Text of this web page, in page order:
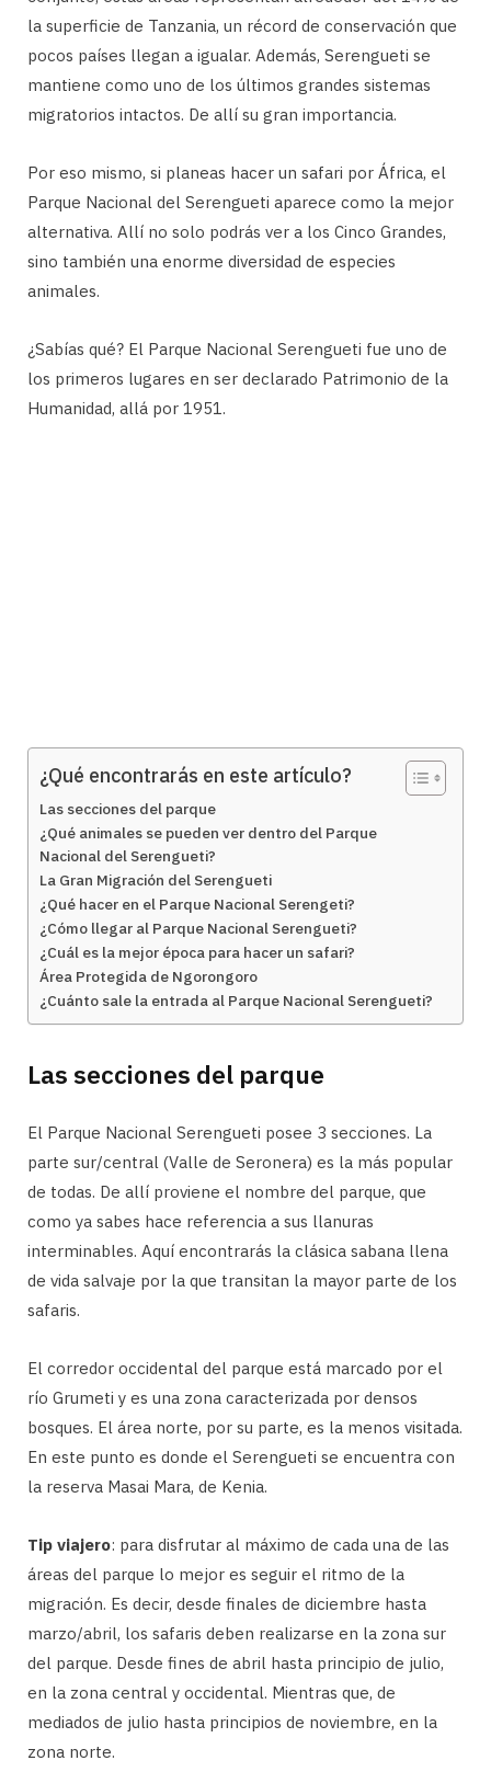
la superficie de Tanzania, un récord de conservación que
pocos países llegan a igualar. Además, Serengueti se
mantiene como uno de los últimos grandes sistemas
migratorios intactos. De allí su gran importancia.
Por eso mismo, si planeas hacer un safari por África, el
Parque Nacional del Serengueti aparece como la mejor
alternativa. Allí no solo podrás ver a los Cinco Grandes,
sino también una enorme diversidad de especies
animales.
¿Sabías qué? El Parque Nacional Serengueti fue uno de
los primeros lugares en ser declarado Patrimonio de la
Humanidad, allá por 1951.
¿Qué encontrarás en este artículo?
Las secciones del parque
¿Qué animales se pueden ver dentro del Parque
Nacional del Serengueti?
La Gran Migración del Serengueti
¿Qué hacer en el Parque Nacional Serengeti?
¿Cómo llegar al Parque Nacional Serengueti?
¿Cuál es la mejor época para hacer un safari?
Área Protegida de Ngorongoro
¿Cuánto sale la entrada al Parque Nacional Serengueti?
Las secciones del parque
El Parque Nacional Serengueti posee 3 secciones. La
parte sur/central (Valle de Seronera) es la más popular
de todas. De allí proviene el nombre del parque, que
como ya sabes hace referencia a sus llanuras
interminables. Aquí encontrarás la clásica sabana llena
de vida salvaje por la que transitan la mayor parte de los
safaris.
El corredor occidental del parque está marcado por el
río Grumeti y es una zona caracterizada por densos
bosques. El área norte, por su parte, es la menos visitada.
En este punto es donde el Serengueti se encuentra con
la reserva Masai Mara, de Kenia.
Tip viajero: para disfrutar al máximo de cada una de las
áreas del parque lo mejor es seguir el ritmo de la
migración. Es decir, desde finales de diciembre hasta
marzo/abril, los safaris deben realizarse en la zona sur
del parque. Desde fines de abril hasta principio de julio,
en la zona central y occidental. Mientras que, de
mediados de julio hasta principios de noviembre, en la
zona norte.